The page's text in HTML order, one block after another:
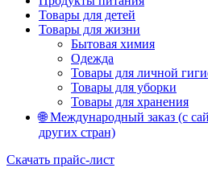
Товары для детей
Товары для жизни
Бытовая химия
Одежда
Товары для личной
Товары для уборки
Товары для хранения
🌐 Международный заказ (с
других стран)
Скачать прайс-лист